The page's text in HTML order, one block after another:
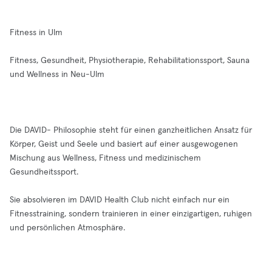
Fitness in Ulm
Fitness, Gesundheit, Physiotherapie, Rehabilitationssport, Sauna
und Wellness in Neu-Ulm
Die DAVID- Philosophie steht für einen ganzheitlichen Ansatz für
Körper, Geist und Seele und basiert auf einer ausgewogenen
Mischung aus Wellness, Fitness und medizinischem
Gesundheitssport.
Sie absolvieren im DAVID Health Club nicht einfach nur ein
Fitnesstraining, sondern trainieren in einer einzigartigen, ruhigen
und persönlichen Atmosphäre.